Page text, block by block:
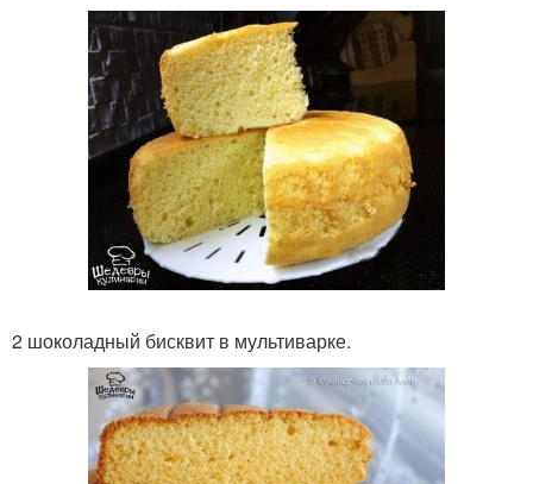
2 шоколадный бисквит в мультиварке.